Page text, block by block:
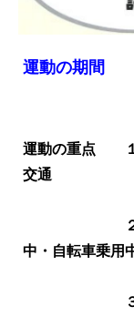
運動の期間
４月
運動の重点 １
交通
２．高齢
中・自転車乗用
交通
３．通学